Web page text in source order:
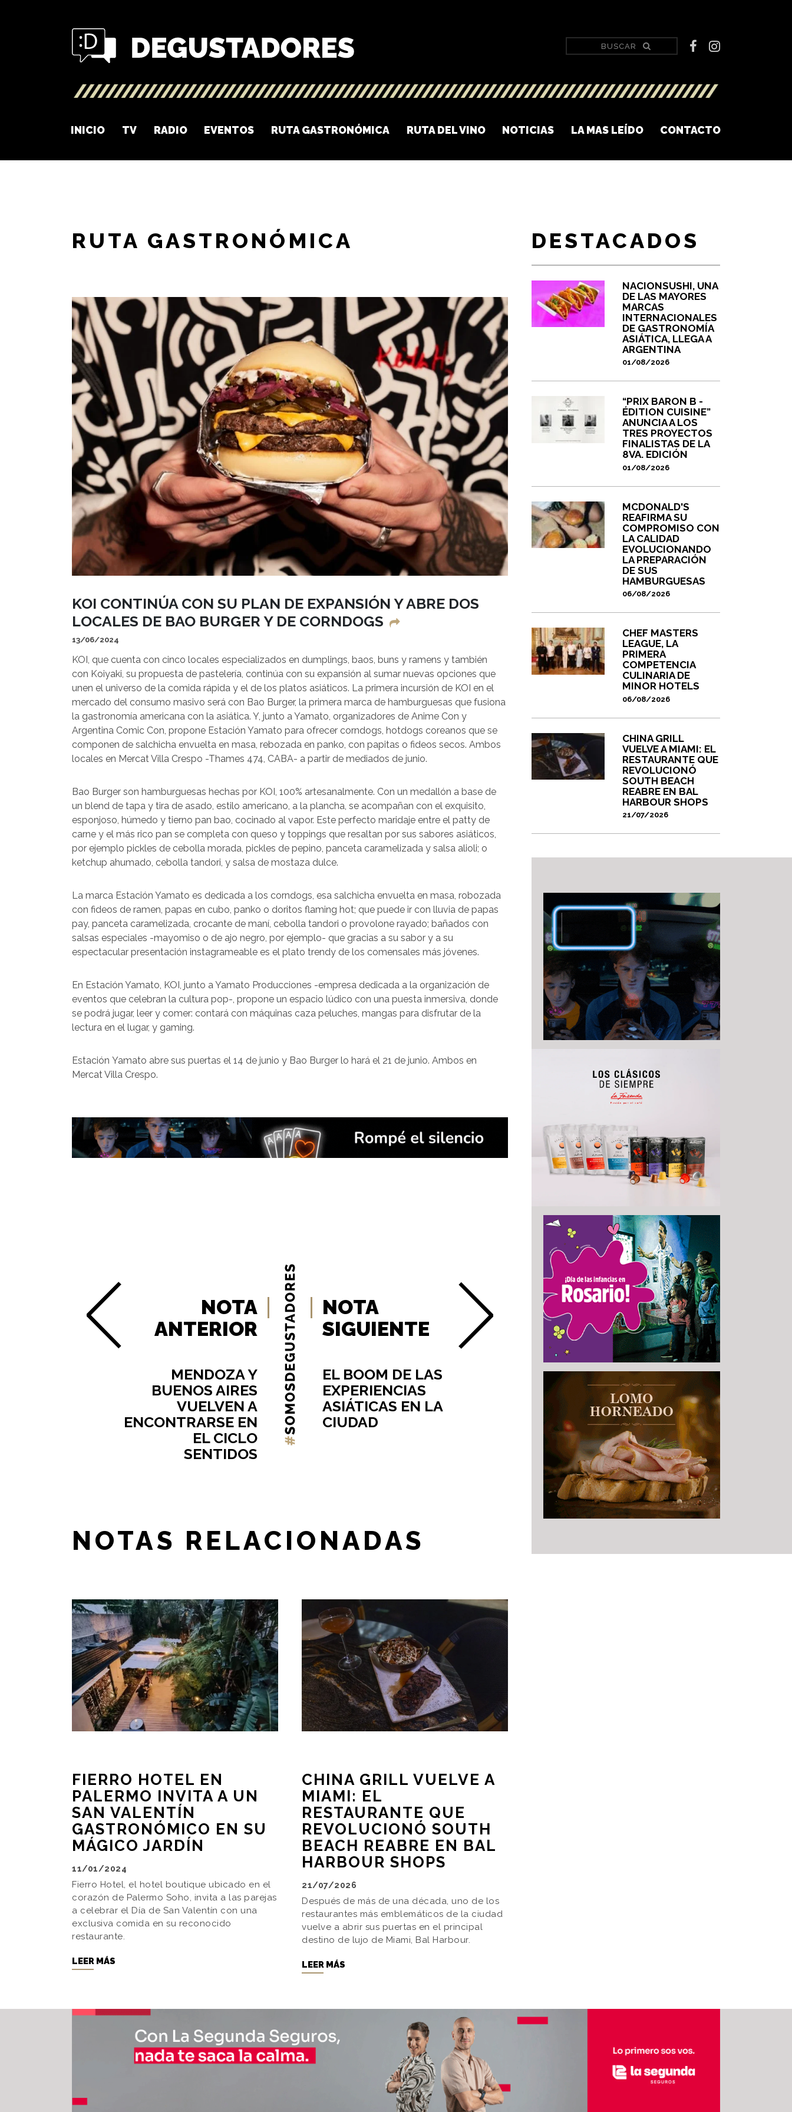
INICIO TV RADIO EVENTOS RUTA GASTRONÓMICA RUTA DEL VINO NOTICIAS LA MAS LEÍDO CONTACTO
RUTA GASTRONÓMICA
KOI CONTINÚA CON SU PLAN DE EXPANSIÓN Y ABRE DOS
LOCALES DE BAO BURGER Y DE CORNDOGS
13/06/2024
KOI, que cuenta con cinco locales especializados en dumplings, baos, buns y ramens y también
con Koiyaki, su propuesta de pastelería, continúa con su expansión al sumar nuevas opciones que
unen el universo de la comida rápida y el de los platos asiáticos. La primera incursión de KOI en el
mercado del consumo masivo será con Bao Burger, la primera marca de hamburguesas que fusiona
la gastronomía americana con la asiática. Y, junto a Yamato, organizadores de Anime Con y
Argentina Comic Con, propone Estación Yamato para ofrecer corndogs, hotdogs coreanos que se
componen de salchicha envuelta en masa, rebozada en panko, con papitas o fideos secos. Ambos
locales en Mercat Villa Crespo -Thames 474, CABA- a partir de mediados de junio.
Bao Burger son hamburguesas hechas por KOI, 100% artesanalmente. Con un medallón a base de
un blend de tapa y tira de asado, estilo americano, a la plancha, se acompañan con el exquisito,
esponjoso, húmedo y tierno pan bao, cocinado al vapor. Este perfecto maridaje entre el patty de
carne y el más rico pan se completa con queso y toppings que resaltan por sus sabores asiáticos,
por ejemplo pickles de cebolla morada, pickles de pepino, panceta caramelizada y salsa alioli; o
ketchup ahumado, cebolla tandori, y salsa de mostaza dulce.
La marca Estación Yamato es dedicada a los corndogs, esa salchicha envuelta en masa, robozada
con fideos de ramen, papas en cubo, panko o doritos flaming hot; que puede ir con lluvia de papas
pay, panceta caramelizada, crocante de maní, cebolla tandori o provolone rayado; bañados con
salsas especiales -mayomiso o de ajo negro, por ejemplo- que gracias a su sabor y a su
espectacular presentación instagrameable es el plato trendy de los comensales más jóvenes.
En Estación Yamato, KOI, junto a Yamato Producciones -empresa dedicada a la organización de
eventos que celebran la cultura pop-, propone un espacio lúdico con una puesta inmersiva, donde
se podrá jugar, leer y comer: contará con máquinas caza peluches, mangas para disfrutar de la
lectura en el lugar, y gaming.
Estación Yamato abre sus puertas el 14 de junio y Bao Burger lo hará el 21 de junio. Ambos en
Mercat Villa Crespo.
NOTA
ANTERIOR
MENDOZA Y
BUENOS AIRES
VUELVEN A
ENCONTRARSE EN
EL CICLO
SENTIDOS
NOTA
SIGUIENTE
EL BOOM DE LAS
EXPERIENCIAS
ASIÁTICAS EN LA
CIUDAD
NOTAS RELACIONADAS
FIERRO HOTEL EN
PALERMO INVITA A UN
SAN VALENTÍN
GASTRONÓMICO EN SU
MÁGICO JARDÍN
11/01/2024
Fierro Hotel, el hotel boutique ubicado en el
corazón de Palermo Soho, invita a las parejas
a celebrar el Día de San Valentín con una
exclusiva comida en su reconocido
restaurante.
LEER MÁS
CHINA GRILL VUELVE A
MIAMI: EL
RESTAURANTE QUE
REVOLUCIONÓ SOUTH
BEACH REABRE EN BAL
HARBOUR SHOPS
21/07/2026
Después de más de una década, uno de los
restaurantes más emblemáticos de la ciudad
vuelve a abrir sus puertas en el principal
destino de lujo de Miami, Bal Harbour.
LEER MÁS
DESTACADOS
NACIONSUSHI, UNA
DE LAS MAYORES
MARCAS
INTERNACIONALES
DE GASTRONOMÍA
ASIÁTICA, LLEGA A
ARGENTINA
01/08/2026
“PRIX BARON B -
ÉDITION CUISINE”
ANUNCIA A LOS
TRES PROYECTOS
FINALISTAS DE LA
8VA. EDICIÓN
01/08/2026
MCDONALD'S
REAFIRMA SU
COMPROMISO CON
LA CALIDAD
EVOLUCIONANDO
LA PREPARACIÓN
DE SUS
HAMBURGUESAS
06/08/2026
CHEF MASTERS
LEAGUE, LA
PRIMERA
COMPETENCIA
CULINARIA DE
MINOR HOTELS
06/08/2026
CHINA GRILL
VUELVE A MIAMI: EL
RESTAURANTE QUE
REVOLUCIONÓ
SOUTH BEACH
REABRE EN BAL
HARBOUR SHOPS
21/07/2026